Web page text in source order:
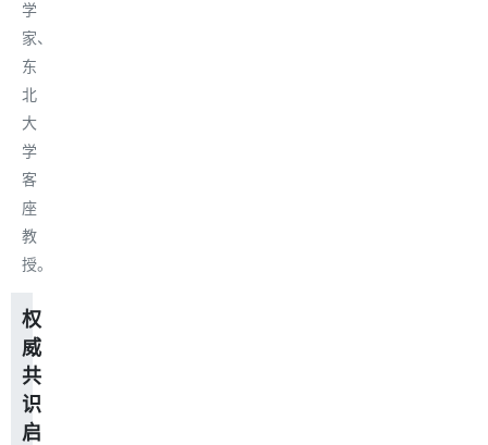
学
家、
东
北
大
学
客
座
教
授。
权
威
共
识
启